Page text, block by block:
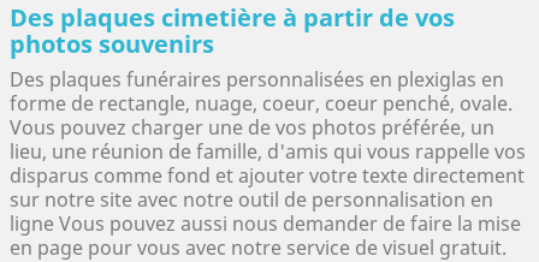
Des plaques cimetière à partir de vos
photos souvenirs
Des plaques funéraires personnalisées en plexiglas en
forme de rectangle, nuage, coeur, coeur penché, ovale.
Vous pouvez charger une de vos photos préférée, un
lieu, une réunion de famille, d'amis qui vous rappelle vos
disparus comme fond et ajouter votre texte directement
sur notre site avec notre outil de personnalisation en
ligne Vous pouvez aussi nous demander de faire la mise
en page pour vous avec notre service de visuel gratuit.